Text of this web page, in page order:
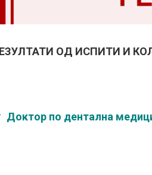
ОД ИСПИТИ И
Доктор по дентална